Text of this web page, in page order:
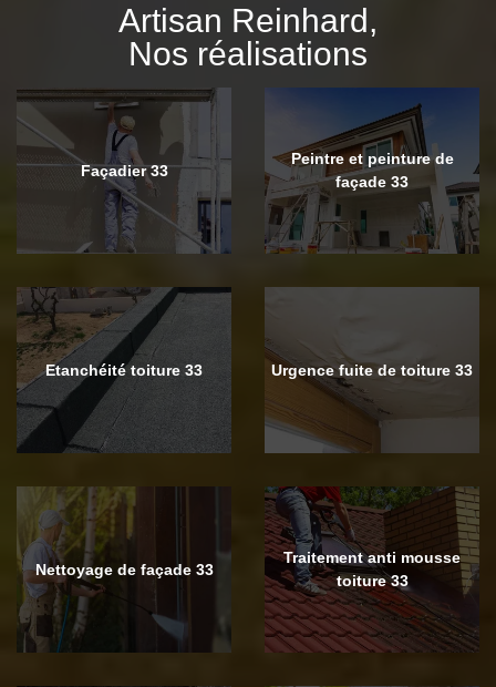
Artisan Reinhard,
Nos réalisations
Façadier 33
Peintre et peinture de
façade 33
Etanchéité toiture 33 Urgence fuite de toiture 33
Nettoyage de façade 33
Traitement anti mousse
toiture 33